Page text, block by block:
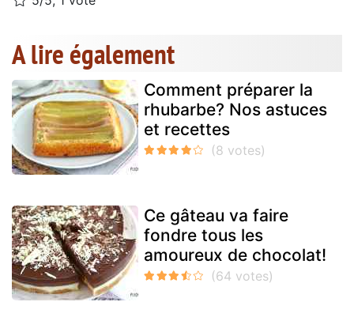
A lire également
Comment préparer la
rhubarbe? Nos astuces
et recettes
Ce gâteau va faire
fondre tous les
amoureux de chocolat!